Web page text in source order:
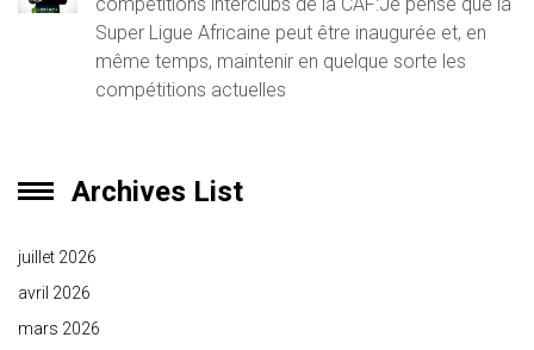
Super Ligue Africaine peut être inaugurée et, en
même temps, maintenir en quelque sorte les
compétitions actuelles
Archives List
juillet 2026
avril 2026
mars 2026